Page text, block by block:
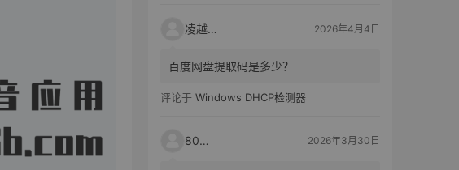
凌越电子 2026年4月4日
百度网盘提取码是多少？
评论于 Windows DHCP检测器
80521 2026年3月30日